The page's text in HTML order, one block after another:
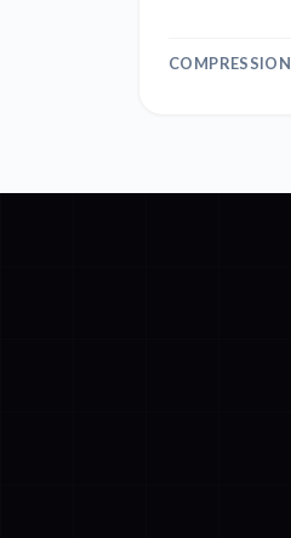
COMPRESSION